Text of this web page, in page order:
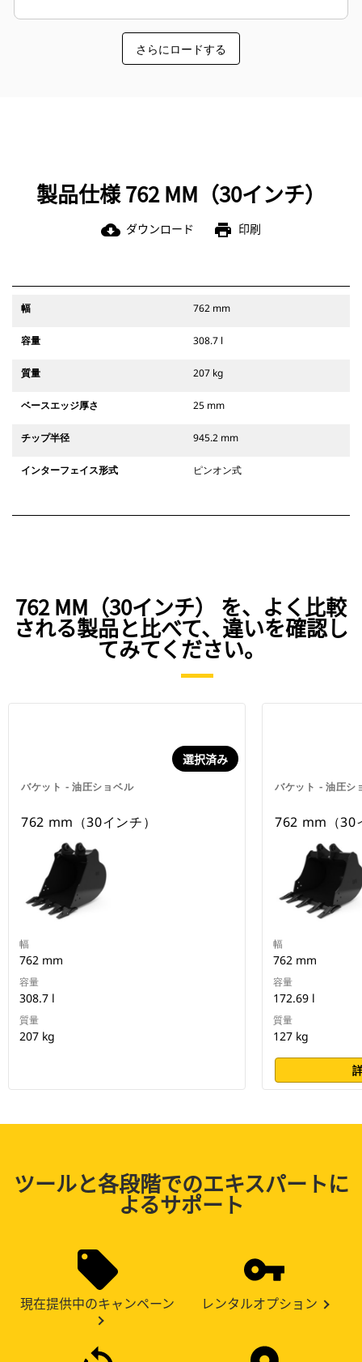
さらにロードする
製品仕様 762 MM（30インチ）
cloud_download ダウンロード print 印刷
幅 762 mm
容量 308.7 l
質量 207 kg
ベースエッジ厚さ 25 mm
チップ半径 945.2 mm
インターフェイス形式 ピンオン式
762 MM（30インチ） を、よく比較
される製品と比べて、違いを確認し
てみてください。
バケット - 油圧ショベル
選択済み
762 mm（30インチ）
幅
762 mm
容量
308.7 l
質量
207 kg
バケット - 油圧シ
762 mm（30
幅
762 mm
容量
172.69 l
質量
127 kg
ツールと各段階でのエキスパートに
よるサポート
現在提供中のキャンペーン レンタルオプション